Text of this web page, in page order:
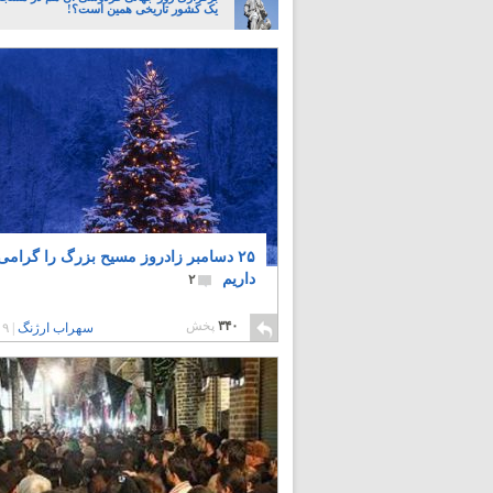
یک کشور تاریخی همین است؟!
۲۵ دسامبر زادروز مسیح بزرگ را
داریم
۲
۳۴۰ پخش سهراب ارژنگ |۹ سال پیش